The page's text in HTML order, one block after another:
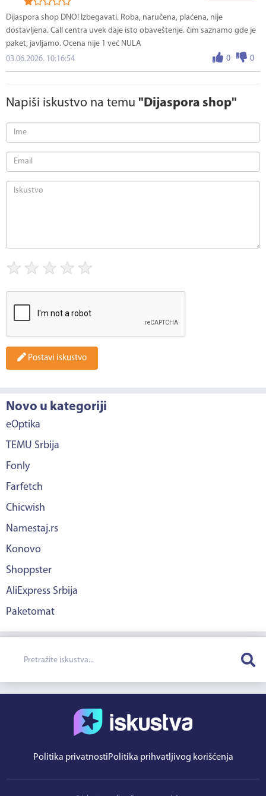
Dijaspora shop DNO! Izbegavati. Roba, naručena, plaćena, nije
dostavljena. Call centra uvek daje isto obaveštenje. čim saznamo gde je
paket, javljamo. Ocena nije 1 već NULA
0
0
03.06.2026. 10:16:54
Napiši iskustvo na temu "Dijaspora shop"
★ ★ ★ ★ ★
Postavi iskustvo
Novo u kategoriji
eOptika
TEMU Srbija
Fonly
Farfetch
Chicwish
Namestaj.rs
Konovo
Shoppster
AliExpress Srbija
Paketomat
Politika privatnostiPolitika prihvatljivog korišćenja